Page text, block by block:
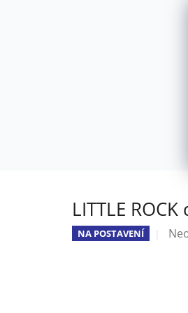
NÁSTĚNNÉ
LITTLE
NA POSTAVENÍ